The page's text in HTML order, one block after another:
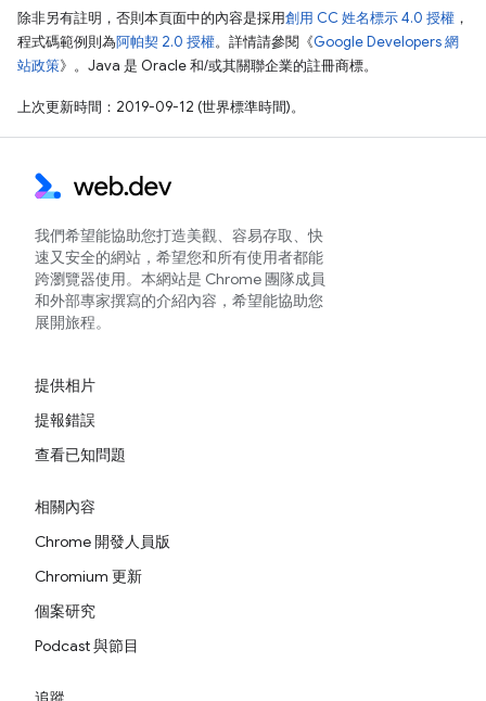
除非另有註明，否則本頁面中的內容是採用創用 CC 姓名標示 4.0 授權 ，
程式碼範例則為阿帕契 2.0 授權。詳情請參閱《Google Developers 網
站政策》。Java 是 Oracle 和/或其關聯企業的註冊商標。
上次更新時間：2019-09-12 (世界標準時間)。
我們希望能協助您打造美觀、容易存取、快
速又安全的網站，希望您和所有使用者都能
跨瀏覽器使用。本網站是 Chrome 團隊成員
和外部專家撰寫的介紹內容，希望能協助您
展開旅程。
提供相片
提報錯誤
查看已知問題
相關內容
Chrome 開發人員版
Chromium 更新
個案研究
Podcast 與節目